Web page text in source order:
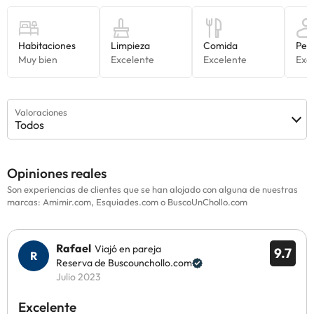
Valoraciones
Todos
Opiniones reales
Son experiencias de clientes que se han alojado con alguna de nuestras
marcas: Amimir.com, Esquiades.com o BuscoUnChollo.com
9.7
Rafael Viajó en pareja
Reserva de Buscounchollo.com
Julio 2023
Excelente